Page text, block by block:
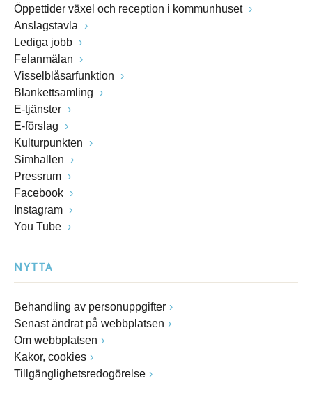
Öppettider växel och reception i kommunhuset
Anslagstavla
Lediga jobb
Felanmälan
Visselblåsarfunktion
Blankettsamling
E-tjänster
E-förslag
Kulturpunkten
Simhallen
Pressrum
Facebook
Instagram
You Tube
NYTTA
Behandling av personuppgifter
Senast ändrat på webbplatsen
Om webbplatsen
Kakor, cookies
Tillgänglighetsredogörelse